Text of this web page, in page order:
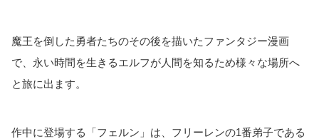
魔王を倒した勇者たちのその後を描いたファンタジー漫画
で、永い時間を生きるエルフが人間を知るため様々な場所へ
と旅に出ます。
作中に登場する「フェルン」は、フリーレンの1番弟子である